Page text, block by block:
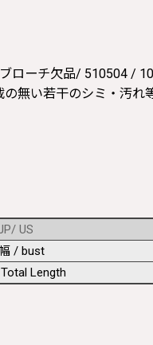
ローチ欠品/ 510504 /
の無い若干のシミ・汚
US
/ bust
Length